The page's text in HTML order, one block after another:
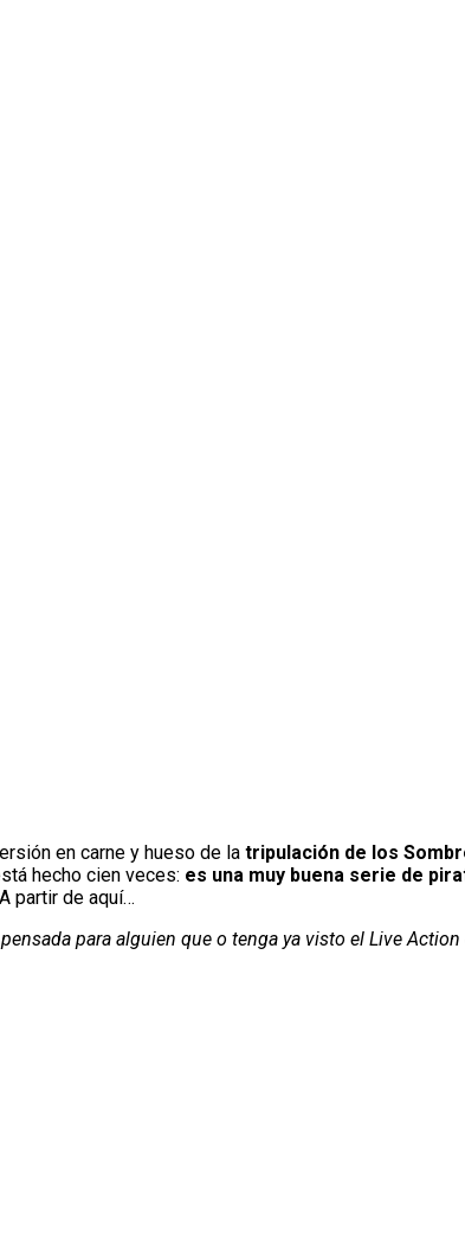
en carne y hueso de la tripulación de los
hecho cien veces: es una muy buena serie de
partir de aquí…
para alguien que o tenga ya visto el Live Action